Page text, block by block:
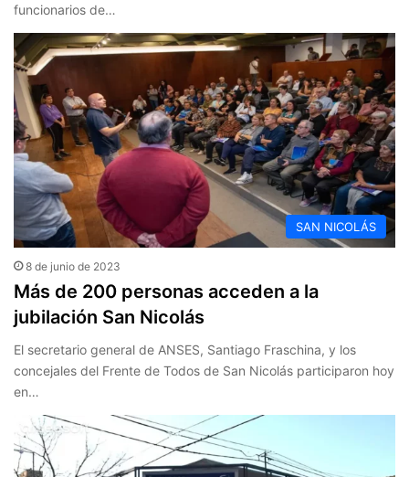
funcionarios de…
SAN NICOLÁS
8 de junio de 2023
Más de 200 personas acceden a la
jubilación San Nicolás
El secretario general de ANSES, Santiago Fraschina, y los
concejales del Frente de Todos de San Nicolás participaron hoy
en…